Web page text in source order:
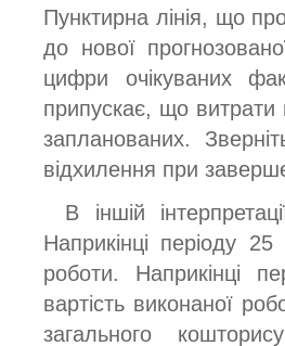
Пунктирна лінія, що
до нової
цифри очікуваних
припускає, що витрати
запланованих.
відхилення при
В іншій
Наприкінці періоду
роботи. Наприкінці
вартість виконаної
загального